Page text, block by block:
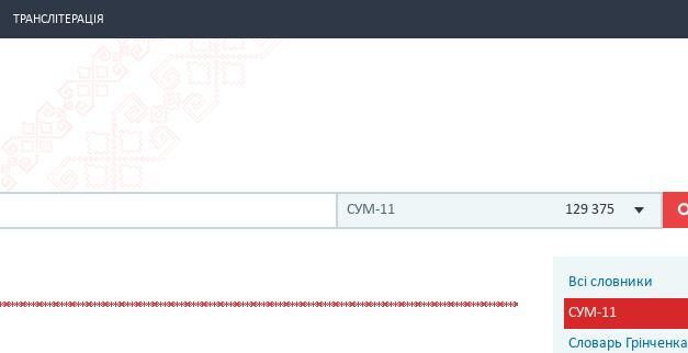
ТРАНСЛІТЕРАЦІЯ
СУМ-11 129 375
Всі словники
СУМ-11
Словарь Грінченка